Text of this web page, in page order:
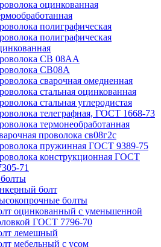
оцинкованная
полиграфическая
полиграфическая
СВ 08АА
СВ08А
сварочная омедненная
стальная оцинкованная
стальная углеродистая
телеграфная, ГОСТ 1668-73
термонеобработанная
проволока св08г2с
пружинная ГОСТ 9389-75
конструкционная ГОСТ
71
болт
болты
оцинкованный с уменьшенной
ГОСТ 7796-70
лемешный
мебельный с усом